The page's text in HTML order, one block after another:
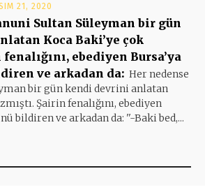
21, 2020
Sultan Süleyman bir gün
Koca Baki’ye çok
ebediyen Bursa’ya
ve arkadan da: Her nedense
bir gün kendi devrini anlatan
Şairin fenalığını, ebediyen
bildiren ve arkadan da: ''-Baki bed,...